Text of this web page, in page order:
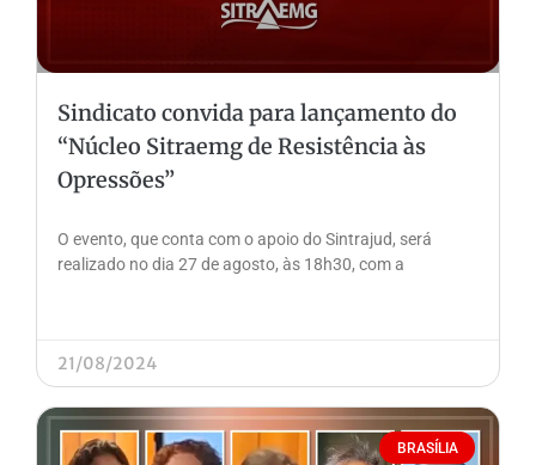
Sindicato convida para lançamento do
“Núcleo Sitraemg de Resistência às
Opressões”
O evento, que conta com o apoio do Sintrajud, será
realizado no dia 27 de agosto, às 18h30, com a
21/08/2024
BRASÍLIA